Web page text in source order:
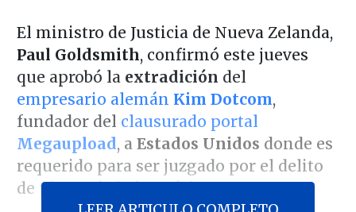
El ministro de Justicia de Nueva Zelanda,
Paul Goldsmith, confirmó este jueves
que aprobó la extradición del
empresario alemán Kim Dotcom,
fundador del clausurado portal
Megaupload, a Estados Unidos donde es
requerido para ser juzgado por el delito
de piratería informática.